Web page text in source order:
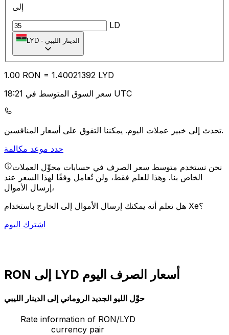
إلى
LD
LYD - الدينار الليبي
1.00 RON = 1.40021392 LYD
سعر السوق المتوسط في 18:21 UTC
تحدث إلى خبير عملات اليوم.يمكننا التفوق على أسعار المنافسين.
حدد موعد مكالمة
نحن نستخدم متوسط سعر الصرف في حسابات محوِّل العملات
الخاص بنا. وهذا للعلم فقط، ولن تُعامل وفقًا لهذا السعر عند
إرسال الأموال،
هل تعلم أنه يمكنك إرسال الأموال إلى الخارج باستخدام Xe؟
اشترك اليوم
RON إلى LYD أسعار الصرف اليوم
حوِّل الليو الجديد الروماني إلى الدينار الليبي
Rate information of RON/LYD
currency pair